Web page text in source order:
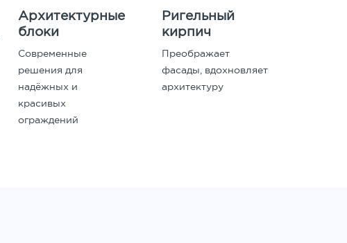
Архитектурные
блоки
Современные
решения для
надёжных и
красивых
ограждений
Ригельный
кирпич
Преображает
фасады, вдохновляет
архитектуру